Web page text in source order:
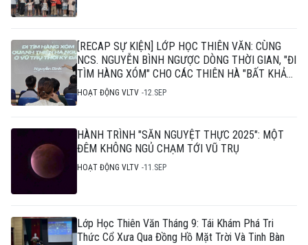
[RECAP SỰ KIỆN] LỚP HỌC THIÊN VĂN: CÙNG
NCS. NGUYỄN BÌNH NGƯỢC DÒNG THỜI GIAN, "ĐI
TÌM HÀNG XÓM" CHO CÁC THIÊN HÀ "BẤT KHẢ
THI"
HOẠT ĐỘNG VLTV 12.SEP
HÀNH TRÌNH "SĂN NGUYỆT THỰC 2025": MỘT
ĐÊM KHÔNG NGỦ CHẠM TỚI VŨ TRỤ
HOẠT ĐỘNG VLTV 11.SEP
Lớp Học Thiên Văn Tháng 9: Tái Khám Phá Tri
Thức Cổ Xưa Qua Đồng Hồ Mặt Trời Và Tinh Bàn